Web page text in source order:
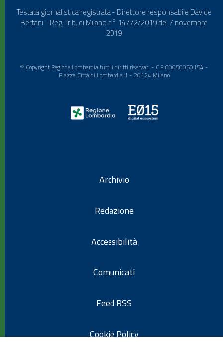
Testata giornalistica registrata - Direttore responsabile Davide
Bertani - Reg. Trib. di Milano n° 14772/2019 del 7 novembre
2019
© Copyright Regione Lombardia tutti i diritti riservati - C.F. 80050050154 -
Piazza Città di Lombardia 1 - 20124 Milano
Archivio
Redazione
Accessibilità
Comunicati
Feed RSS
Cookie Policy